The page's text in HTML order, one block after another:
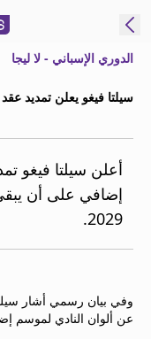
النسخة
MENA
إدارة
قائمة
النشرة
الدوري الإسباني - لا ليجا
سيلتا فيغو يعلن تمديد
أعلن سيلتا فيغو
إضافي على أن
2029.
عن ألوان النادي لموسم